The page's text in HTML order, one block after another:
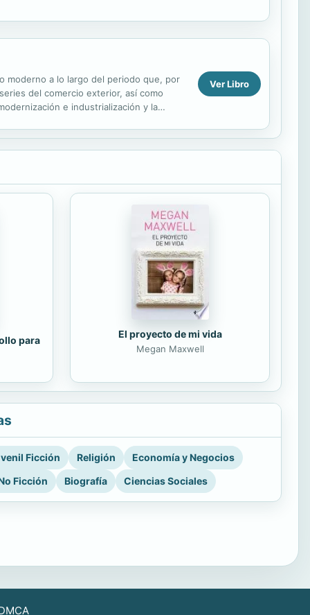
moderno a lo largo del periodo que, por
del comercio exterior, así como
e industrialización y la
Ver Libro
para
El proyecto de mi vida
Megan Maxwell
Ficción Religión
Economía y Negocios
Ficción
Biografía Ciencias Sociales